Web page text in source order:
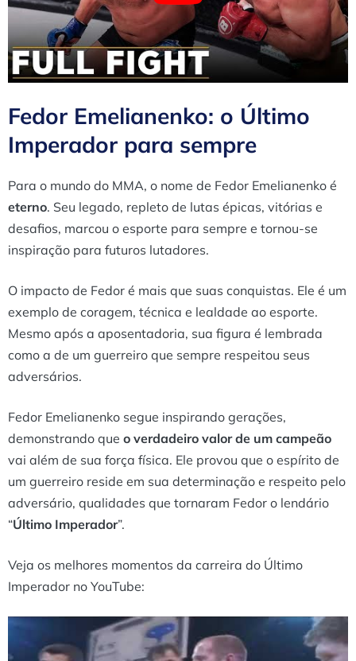
Fedor Emelianenko: o Último
Imperador para sempre
Para o mundo do MMA, o nome de Fedor Emelianenko é
eterno. Seu legado, repleto de lutas épicas, vitórias e
desafios, marcou o esporte para sempre e tornou-se
inspiração para futuros lutadores.
O impacto de Fedor é mais que suas conquistas. Ele é um
exemplo de coragem, técnica e lealdade ao esporte.
Mesmo após a aposentadoria, sua figura é lembrada
como a de um guerreiro que sempre respeitou seus
adversários.
Fedor Emelianenko segue inspirando gerações,
demonstrando que o verdadeiro valor de um campeão
vai além de sua força física. Ele provou que o espírito de
um guerreiro reside em sua determinação e respeito pelo
adversário, qualidades que tornaram Fedor o lendário
“Último Imperador”.
Veja os melhores momentos da carreira do Último
Imperador no YouTube: